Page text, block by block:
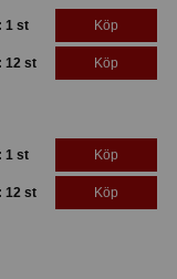
1 st Köp
12 st Köp
1 st Köp
12 st Köp